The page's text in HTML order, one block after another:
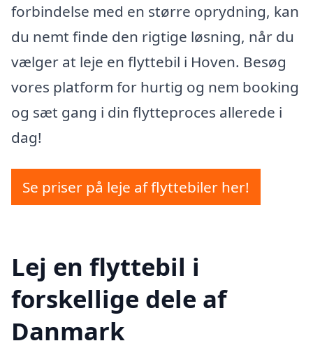
forbindelse med en større oprydning, kan
du nemt finde den rigtige løsning, når du
vælger at leje en flyttebil i Hoven. Besøg
vores platform for hurtig og nem booking
og sæt gang i din flytteproces allerede i
dag!
Se priser på leje af flyttebiler her!
Lej en flyttebil i
forskellige dele af
Danmark